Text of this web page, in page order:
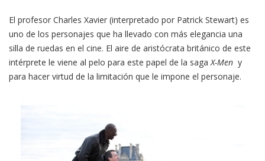
El profesor Charles Xavier (interpretado por Patrick Stewart) es
uno de los personajes que ha llevado con más elegancia una
silla de ruedas en el cine. El aire de aristócrata británico de este
intérprete le viene al pelo para este papel de la sagaX-Men y
para hacer virtud de la limitación que le impone el personaje.